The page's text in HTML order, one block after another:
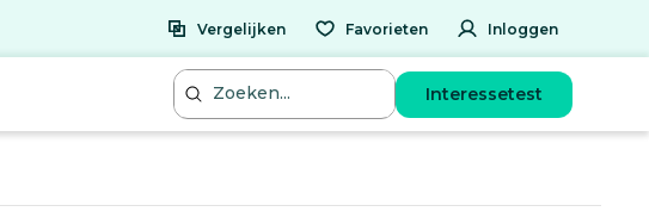
Vergelijken Favorieten Inloggen
Interessetest